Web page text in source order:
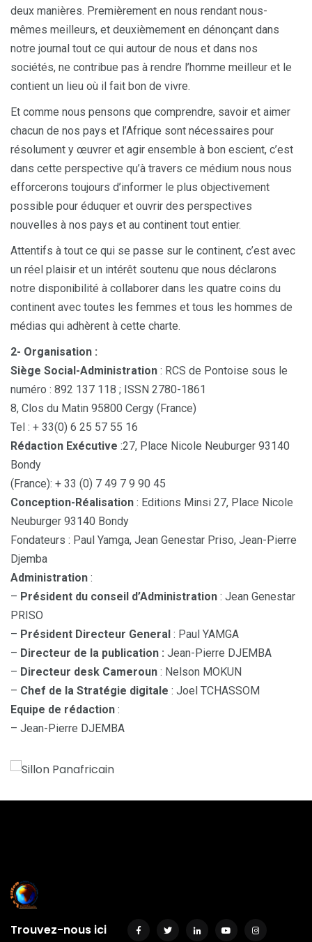
deux manières. Premièrement en nous rendant nous-
mêmes meilleurs, et deuxièmement en dénonçant dans
notre journal tout ce qui autour de nous et dans nos
sociétés, ne contribue pas à rendre l’homme meilleur et le
contient un lieu où il fait bon de vivre.
Et comme nous pensons que comprendre, savoir et aimer
chacun de nos pays et l’Afrique sont nécessaires pour
résolument y œuvrer et agir ensemble à bon escient, c’est
dans cette perspective qu’à travers ce médium nous nous
efforcerons toujours d’informer le plus objectivement
possible pour éduquer et ouvrir des perspectives
nouvelles à nos pays et au continent tout entier.
Attentifs à tout ce qui se passe sur le continent, c’est avec
un réel plaisir et un intérêt soutenu que nous déclarons
notre disponibilité à collaborer dans les quatre coins du
continent avec toutes les femmes et tous les hommes de
médias qui adhèrent à cette charte.
2- Organisation :
Siège Social-Administration : RCS de Pontoise sous le
numéro : 892 137 118 ; ISSN 2780-1861
8, Clos du Matin 95800 Cergy (France)
Tel : + 33(0) 6 25 57 55 16
Rédaction Exécutive :27, Place Nicole Neuburger 93140
Bondy
(France): + 33 (0) 7 49 7 9 90 45
Conception-Réalisation : Editions Minsi 27, Place Nicole
Neuburger 93140 Bondy
Fondateurs : Paul Yamga, Jean Genestar Priso, Jean-Pierre
Djemba
Administration :
– Président du conseil d’Administration : Jean Genestar
PRISO
– Président Directeur General : Paul YAMGA
– Directeur de la publication : Jean-Pierre DJEMBA
– Directeur desk Cameroun : Nelson MOKUN
– Chef de la Stratégie digitale : Joel TCHASSOM
Equipe de rédaction :
– Jean-Pierre DJEMBA
Trouvez-nous ici